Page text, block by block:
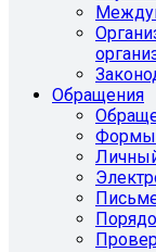
Обращения
Формы